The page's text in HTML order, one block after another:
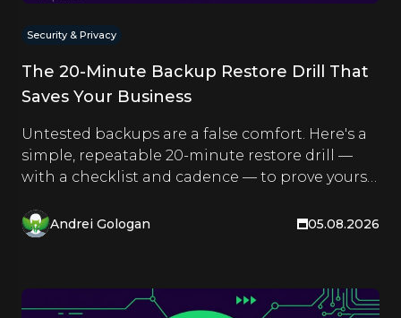
Security & Privacy
The 20-Minute Backup Restore Drill That
Saves Your Business
Untested backups are a false comfort. Here's a
simple, repeatable 20-minute restore drill —
with a checklist and cadence — to prove yours
Andrei Gologan 05.08.2026